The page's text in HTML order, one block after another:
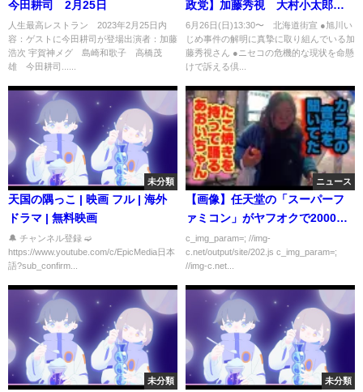
今田耕司 2月25日
人生最高レストラン 2023年2月25日内
容：ゲストに今田耕司が登場出演者：加藤
浩次 宇賀神メグ 島崎和歌子 高橋茂
雄 今田耕司......
政党】加藤秀視 大村小太郎
田中よしひと 街頭演説 in 北海
道 ライブ配信!!
6月26日(日)13:30〜 北海道街宣 ●旭川い
じめ事件の解明に真摯に取り組んでいる加
藤秀視さん ●ニセコの危機的な現状を命懸
けで訴える倶...
未分類
天国の隅っこ | 映画 フル | 海外
ドラマ | 無料映画
🔔 チャンネル登録 ➫
https://www.youtube.com/c/EpicMedia日本
語?sub_confirm...
ニュース
【画像】任天堂の「スーパーフ
ァミコン」がヤフオクで2000万
円突破ｗｗｗｗｗ
c_img_param=; //img-
c.net/output/site/202.js c_img_param=;
//img-c.net...
未分類 未分類